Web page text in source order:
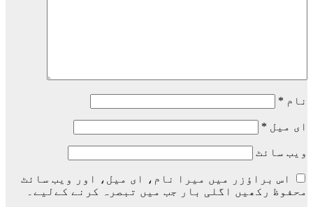
نام *
ای میل *
ویب‌ سائٹ
اس براؤزر میں میرا نام، ای میل، اور ویب سائٹ
محفوظ رکھیں اگلی بار جب میں تبصرہ کرنے کےلیے۔